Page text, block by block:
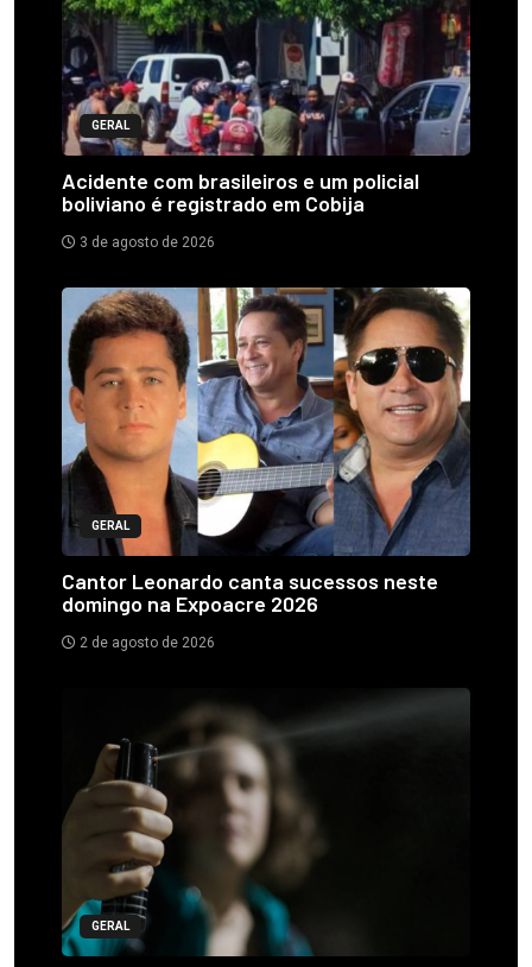
GERAL
Acidente com brasileiros e um policial
boliviano é registrado em Cobija
3 de agosto de 2026
GERAL
Cantor Leonardo canta sucessos neste
domingo na Expoacre 2026
2 de agosto de 2026
GERAL